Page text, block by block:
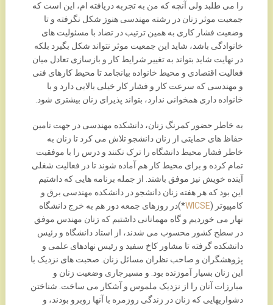
را می طلبد ولی آنچه که من به تجربه دریافته ام، این است که
جمعیت موثر زنان در رشته مهندسی هنوز شکل نگرفته و تا
وضعیت فشار کاری به همین ترتیب در تضاد با مسئولیت های
خانوادگی باشد، شاید این جمعیت موثر نتواند شکل بگیرد بلکه
در نهایت شاید بتواند به تغییر شرایط کار و بازسازی تعادل میان
فعالیت اقتصادی و محیط خانواده بیانجامد تا محیط کارهای فنی
و مهندسی که سرعت کار و فشار کار خیلی بالایی دارد و با
خانواده داری همخوانی ندارد، بتواند پذیرای زنان بیشتری شود.
به خاطر حضور کمرنگ زنان، دانشکده مهندسی در جهت تامین
حفاظ های حمایتی از زنان دانشجو تلاش می کرد تا زنان به
خاطر فشار محیط دانشگاه را ترک نکنند و درس را با موفقیت
تمام کرده و برای محیط کار هم آماده شوند تا در فعالیت شغلی
آینده خویش نیز موفق باشند. از جمله برنامه هایی که داشتیم
این بود که هر هفته زنان دانشجو در دانشکده مهندسی برق و
کامپیوتر (WICSE*)در روزهای جمعه دور هم به خرج دانشگاه
نهار می خوردیم و گاه مهمانانی داشتیم که زنان مهندس موفق
در سطح کشور محسوب می شدند، از استاد دانشگاه و رئیس
دانشکده گرفته تا مشاور کاخ سفید و رئیس نهادهای علمی و
پژوهشگران و صاحب نظران مسائل زنان. صحبت های نزدیک با
این زنان بسیار آموزنده بود. و مسیرجاری وضعیت زنان و
مبارزات آنان را از نزدیک ملموس و آشکار می ساخت. شناختن
دشواریهایی که زنان در زندگی روزمره با آنها روبرو بودند، و